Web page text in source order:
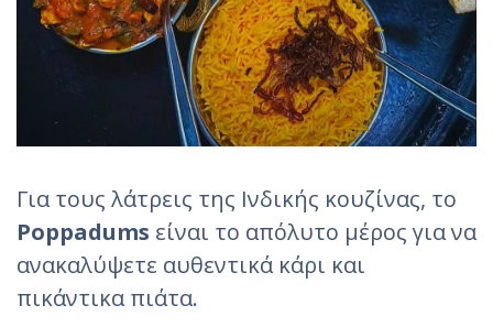
Για τους λάτρεις της Ινδικής κουζίνας, το
Poppadums είναι το απόλυτο μέρος για να
ανακαλύψετε αυθεντικά κάρι και
πικάντικα πιάτα.